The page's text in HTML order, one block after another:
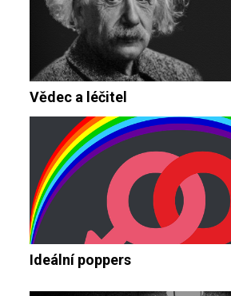
Vědec a léčitel
Ideální poppers